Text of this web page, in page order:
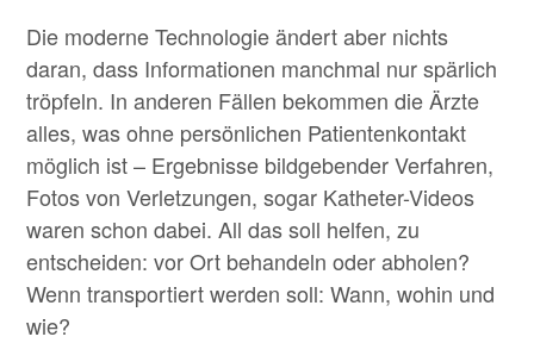
Die moderne Technologie ändert aber nichts
daran, dass Informationen manchmal nur spärlich
tröpfeln. In anderen Fällen bekommen die Ärzte
alles, was ohne persönlichen Patientenkontakt
möglich ist – Ergebnisse bildgebender Verfahren,
Fotos von Verletzungen, sogar Katheter-Videos
waren schon dabei. All das soll helfen, zu
entscheiden: vor Ort behandeln oder abholen?
Wenn transportiert werden soll: Wann, wohin und
wie?